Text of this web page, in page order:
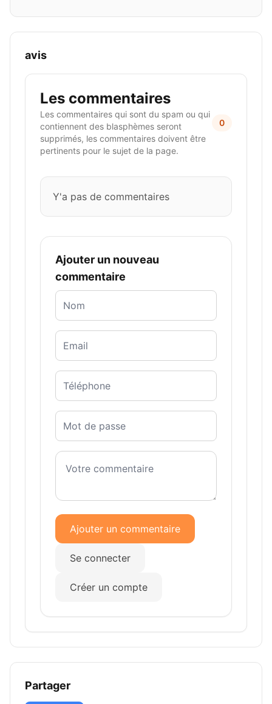
avis
Les commentaires
Les commentaires qui sont du spam ou qui
contiennent des blasphèmes seront
supprimés, les commentaires doivent être
pertinents pour le sujet de la page.
0
Y'a pas de commentaires
Ajouter un nouveau
commentaire
Ajouter un commentaire
Se connecter
Créer un compte
Partager